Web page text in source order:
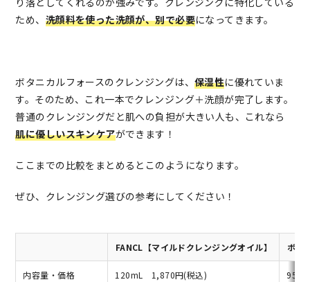
ため、 洗顔料を使った洗顔が、別で必要になってきます。
ボタニカルフォースのクレンジングは、 保湿性に優れていま
す。そのため、これ一本でクレンジング＋洗顔が完了します。
普通のクレンジングだと肌への負担が大きい人も、これなら
肌に優しいスキンケアができます！
ここまでの比較をまとめるとこのようになります。
ぜひ、クレンジング選びの参考にしてください！
FANCL【マイルドクレンジングオイル】 ボタ
内容量・価格 120mL 1,870円(税込)